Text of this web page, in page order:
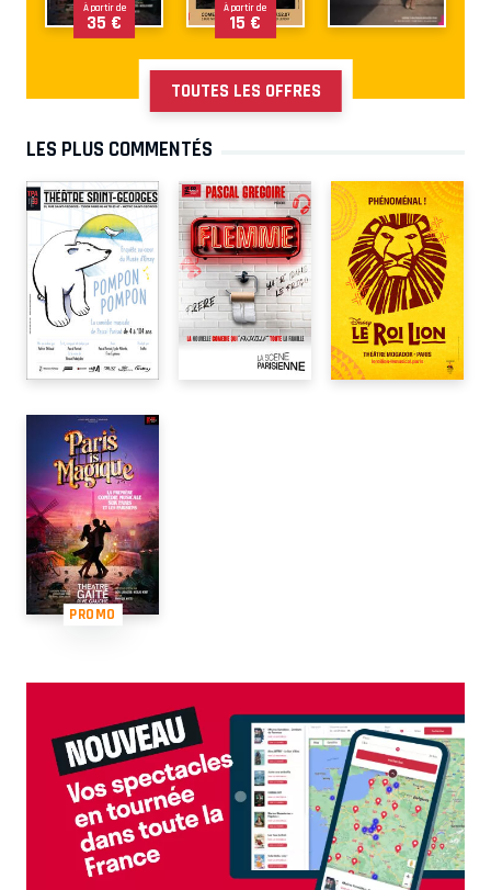
À partir de
35 €
À partir de
15 €
TOUTES LES OFFRES
LES PLUS COMMENTÉS
PROMO